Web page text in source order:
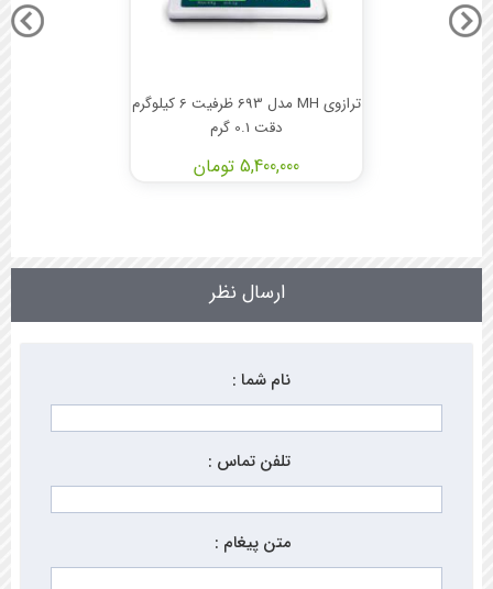
ترازوی MH مدل 693 ظرفیت 6 کیلوگرم
دقت 0.1 گرم
5,400,000 تومان
ارسال نظر
نام شما :
تلفن تماس :
متن پیغام :